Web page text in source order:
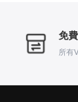
免
所有